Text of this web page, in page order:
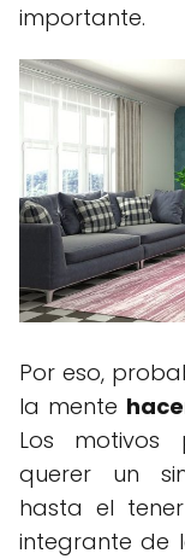
importante.
Por eso,
la mente
Los motivos
querer un
hasta el
integrante de